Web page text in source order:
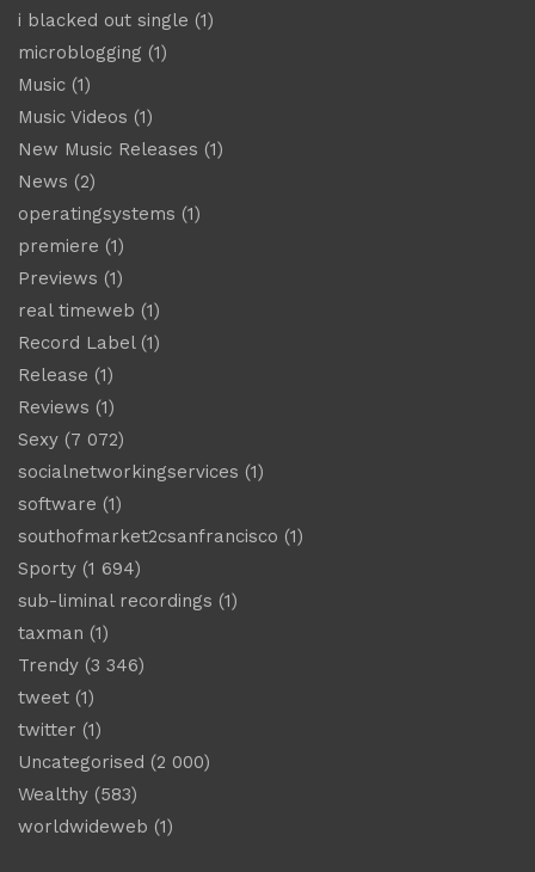
i blacked out single (1)
microblogging (1)
Music (1)
Music Videos (1)
New Music Releases (1)
News (2)
operatingsystems (1)
premiere (1)
Previews (1)
real timeweb (1)
Record Label(1)
Release (1)
Reviews (1)
Sexy (7 072)
socialnetworkingservices (1)
software (1)
southofmarket2csanfrancisco (1)
Sporty (1 694)
sub-liminal recordings (1)
taxman (1)
Trendy (3 346)
tweet (1)
twitter (1)
Uncategorised (2 000)
Wealthy (583)
worldwideweb (1)